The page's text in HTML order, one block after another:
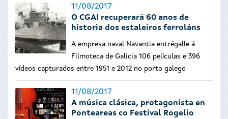
11/08/2017
O CGAI recuperará 60 anos de
historia dos estaleiros ferroláns
A empresa naval Navantia entrégalle á
Filmoteca de Galicia 106 películas e 396
vídeos capturados entre 1951 e 2012 no porto galego
11/08/2017
A música clásica, protagonista en
Ponteareas co Festival Rogelio